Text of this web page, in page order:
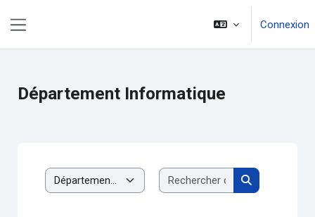
Connexion
Département Informatique
Catégories de cours
Rechercher des
Rechercher